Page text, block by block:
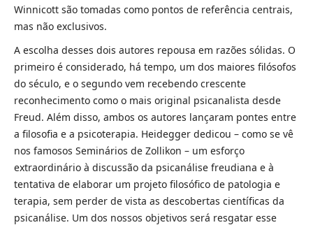
Winnicott são tomadas como pontos de referência centrais,
mas não exclusivos.
A escolha desses dois autores repousa em razões sólidas. O
primeiro é considerado, há tempo, um dos maiores filósofos
do século, e o segundo vem recebendo crescente
reconhecimento como o mais original psicanalista desde
Freud. Além disso, ambos os autores lançaram pontes entre
a filosofia e a psicoterapia. Heidegger dedicou – como se vê
nos famosos Seminários de Zollikon – um esforço
extraordinário à discussão da psicanálise freudiana e à
tentativa de elaborar um projeto filosófico de patologia e
terapia, sem perder de vista as descobertas científicas da
psicanálise. Um dos nossos objetivos será resgatar esse